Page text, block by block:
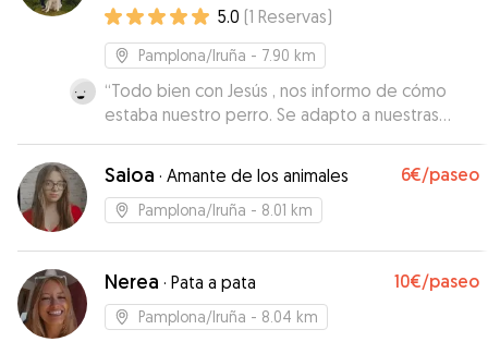
trata a sus animales”
5.0 (1 Reservas)
Pamplona/Iruña - 7.90 km
“Todo bien con Jesús , nos informo de cómo
estaba nuestro perro. Se adapto a nuestras
necesidades, repetiríamos encantados.”
Saioa · Amante de los animales 6€/paseo
Pamplona/Iruña - 8.01 km
Nerea · Pata a pata 10€/paseo
Pamplona/Iruña - 8.04 km